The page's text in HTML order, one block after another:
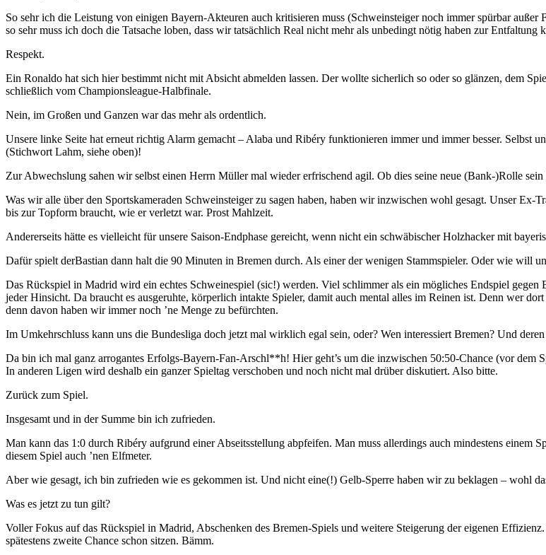
So sehr ich die Leistung von einigen Bayern-Akteuren auch kritisieren muss (Schweinsteiger noch immer spürbar
so sehr muss ich doch die Tatsache loben, dass wir tatsächlich Real nicht mehr als unbedingt nötig haben zur
Respekt.
Ein Ronaldo hat sich hier bestimmt nicht mit Absicht abmelden lassen. Der wollte sicherlich so oder so glänzen, dem
schließlich vom Championsleague-Halbfinale.
Nein, im Großen und Ganzen war das mehr als ordentlich.
Unsere linke Seite hat erneut richtig Alarm gemacht – Alaba und Ribéry funktionieren immer und immer besser. Selbst
(Stichwort Lahm, siehe oben)!
Zur Abwechslung sahen wir selbst einen Herrn Müller mal wieder erfrischend agil. Ob dies seine neue (Bank-)Rolle
Was wir alle über den Sportskameraden Schweinsteiger zu sagen haben, haben wir inzwischen wohl gesagt. Unser Ex-
bis zur Topform braucht, wie er verletzt war. Prost Mahlzeit.
Andererseits hätte es vielleicht für unsere Saison-Endphase gereicht, wenn nicht ein schwäbischer Holzhacker mit
Dafür spielt derBastian dann halt die 90 Minuten in Bremen durch. Als einer der wenigen Stammspieler. Oder wie will
Das Rückspiel in Madrid wird ein echtes Schweinespiel (sic!) werden. Viel schlimmer als ein mögliches Endspiel
jeder Hinsicht. Da braucht es ausgeruhte, körperlich intakte Spieler, damit auch mental alles im Reinen ist. Denn wer
denn davon haben wir immer noch ’ne Menge zu befürchten.
Im Umkehrschluss kann uns die Bundesliga doch jetzt mal wirklich egal sein, oder? Wen interessiert Bremen? Und
Da bin ich mal ganz arrogantes Erfolgs-Bayern-Fan-Arschl**h! Hier geht’s um die inzwischen 50:50-Chance (vor dem
In anderen Ligen wird deshalb ein ganzer Spieltag verschoben und noch nicht mal drüber diskutiert. Also bitte.
Zurück zum Spiel.
Insgesamt und in der Summe bin ich zufrieden.
Man kann das 1:0 durch Ribéry aufgrund einer Abseitsstellung abpfeifen. Man muss allerdings auch mindestens einem
diesem Spiel auch ’nen Elfmeter.
Aber wie gesagt, ich bin zufrieden wie es gekommen ist. Und nicht eine(!) Gelb-Sperre haben wir zu beklagen – wohl
Was es jetzt zu tun gilt?
Voller Fokus auf das Rückspiel in Madrid, Abschenken des Bremen-Spiels und weitere Steigerung der eigenen
spätestens zweite Chance schon sitzen. Bämm.